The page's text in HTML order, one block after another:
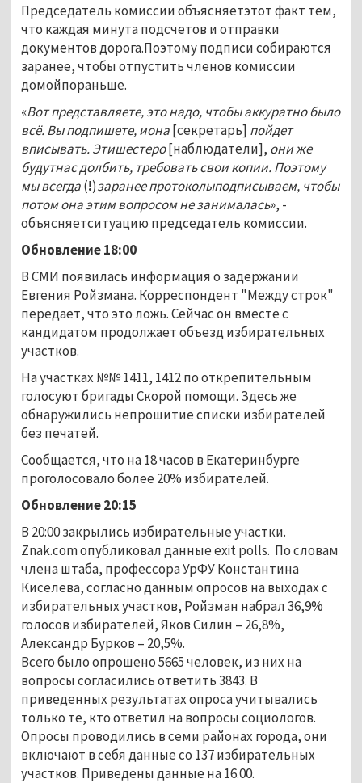
Председатель комиссии объясняетэтот факт тем,
что каждая минута подсчетов и отправки
документов дорога.Поэтому подписи собираются
заранее, чтобы отпустить членов комиссии
домойпораньше.
«Вот представляете, это надо, чтобы аккуратно было
всё. Вы подпишете, иона[секретарь] пойдет
вписывать. Этишестеро[наблюдатели], они же
будутнас долбить, требовать свои копии. Поэтому
мы всегда(!)заранее протоколыподписываем, чтобы
потом она этим вопросом не занималась», -
объясняетситуацию председатель комиссии.
Обновление 18:00
В СМИ появилась информация о задержании
Евгения Ройзмана. Корреспондент "Между строк"
передает, что это ложь. Сейчас он вместе с
кандидатом продолжает объезд избирательных
участков.
На участках №№ 1411, 1412 по открепительным
голосуют бригады Скорой помощи. Здесь же
обнаружились непрошитие списки избирателей
без печатей.
Сообщается, что на 18 часов в Екатеринбурге
проголосовало более 20% избирателей.
Обновление 20:15
В 20:00 закрылись избирательные участки.
Znak.com опубликовал данные exit polls. По словам
члена штаба, профессора УрФУ Константина
Киселева, согласно данным опросов на выходах с
избирательных участков, Ройзман набрал 36,9%
голосов избирателей, Яков Силин – 26,8%,
Александр Бурков – 20,5%.
Всего было опрошено 5665 человек, из них на
вопросы согласились ответить 3843. В
приведенных результатах опроса учитывались
только те, кто ответил на вопросы социологов.
Опросы проводились в семи районах города, они
включают в себя данные со 137 избирательных
участков. Приведены данные на 16.00.